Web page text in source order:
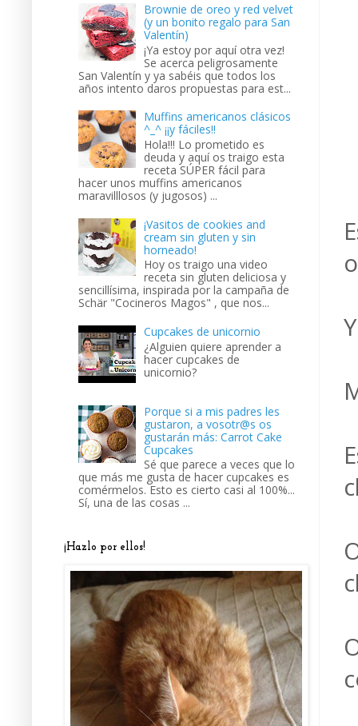
Brownie de oreo y red velvet
(y un bonito regalo para San
Valentín)
¡Ya estoy por aquí otra vez!
Se acerca peligrosamente
San Valentín y ya sabéis que todos los
años intento daros propuestas para est...
Muffins americanos clásicos
^_^ ¡¡y fáciles!!
Hola!!! Lo prometido es
deuda y aquí os traigo esta
receta SÚPER fácil para
hacer unos muffins americanos
maravilllosos (y jugosos) ...
¡Vasitos de cookies and
cream sin gluten y sin
horneado!
Hoy os traigo una video
receta sin gluten deliciosa y
sencillísima, inspirada por la campaña de
Schär "Cocineros Magos" , que nos...
Cupcakes de unicornio
¿Alguien quiere aprender a
hacer cupcakes de
unicornio?
Porque si a mis padres les
gustaron, a vosotr@s os
gustarán más: Carrot Cake
Cupcakes
Sé que parece a veces que lo
que más me gusta de hacer cupcakes es
comérmelos. Esto es cierto casi al 100%...
Sí, una de las cosas ...
¡Hazlo por ellos!